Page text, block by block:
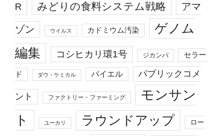
R
みどりの食料システム戦略 アマ
ゾン ウイルス カドミウム汚染
ゲノム
編集
コシヒカリ環1号 ジカンバ セラー
ド ダウ・ケミカル バイエル パブリックコメ
ント ファクトリー・ファーミング
モンサン
ト
ユーカリ ラウンドアップ ロー